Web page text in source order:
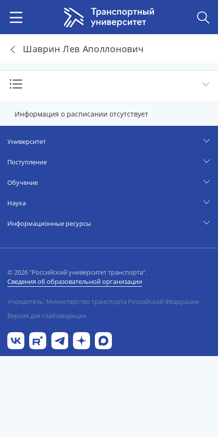
Шаврин Лев Аполлонович
Информация о расписании отсутствует
Университет
Поступление
Обучение
Наука
Информационные ресурсы
© 2026 "Российский университет транспорта".
Сведения об образовательной организации
Учредитель: Министерство транспорта Российской Федерации
Версия для слабовидящих